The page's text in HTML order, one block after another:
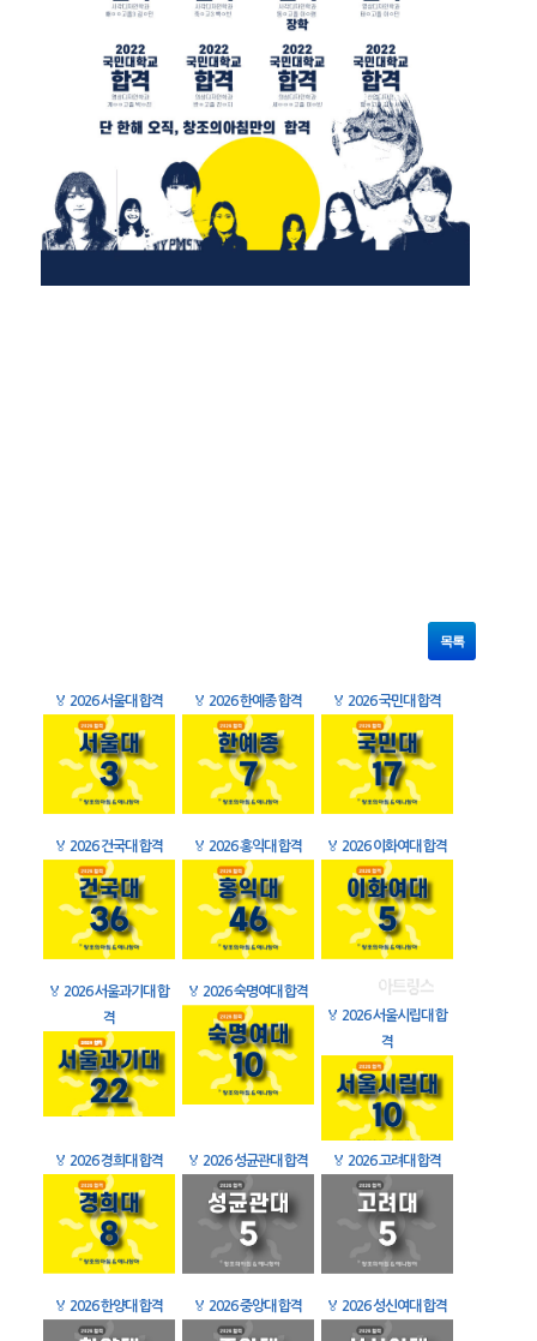
목록
🏅 2026 서울대 합격 🏅 2026 한예종 합격 🏅 2026 국민대 합격
🏅 2026 건국대 합격 🏅 2026 홍익대 합격 🏅 2026 이화여대 합격
🏅 2026 서울과기대 합
격
🏅 2026 숙명여대 합격
🏅 2026 서울시립대 합
격
🏅 2026 경희대 합격 🏅 2026 성균관대 합격 🏅 2026 고려대 합격
🏅 2026 한양대 합격 🏅 2026 중앙대 합격 🏅 2026 성신여대 합격